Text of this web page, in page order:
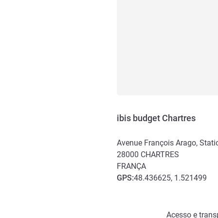
ibis budget Chartres
Avenue François Arago,
28000 CHARTRES
FRANÇA
GPS:48.436625, 1.521499
Acesso e